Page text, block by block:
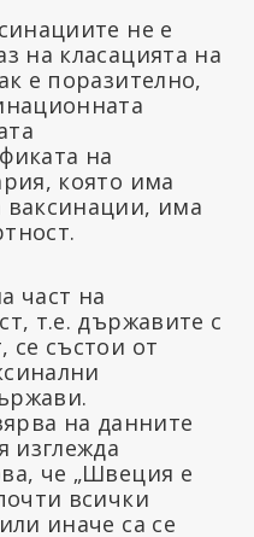
не е
на класацията на
е поразително,
на
която има
има
част на
т.е. държавите с
се състои от
на данните
изглежда
че „Швеция е
всички
иначе са се